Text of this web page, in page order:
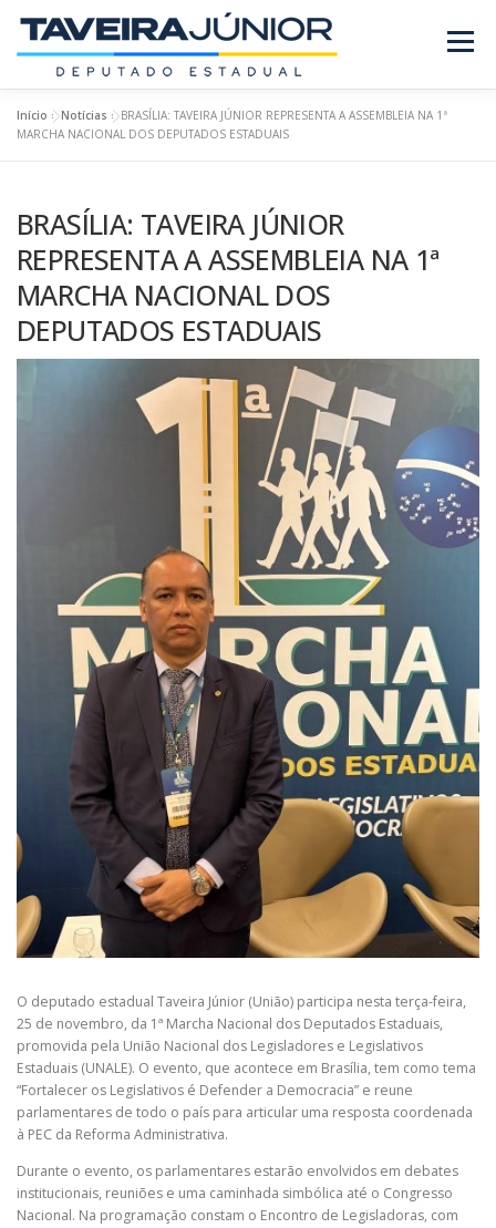
conteúdo
Menu
SOBRE O DEPUTADO PROJETOS/LEIS
REQUERIMENTOS EMENDAS NOTÍCIAS
REVISTA
Início »Notícias »BRASÍLIA: TAVEIRA JÚNIOR REPRESENTA A ASSEMBLEIA NA 1ª
MARCHA NACIONAL DOS DEPUTADOS ESTADUAIS
BRASÍLIA: TAVEIRA JÚNIOR
REPRESENTA A ASSEMBLEIA NA 1ª
MARCHA NACIONAL DOS
DEPUTADOS ESTADUAIS
O deputado estadual Taveira Júnior (União) participa nesta terça-feira,
25 de novembro, da 1ª Marcha Nacional dos Deputados Estaduais,
promovida pela União Nacional dos Legisladores e Legislativos
Estaduais (UNALE). O evento, que acontece em Brasília, tem como tema
“Fortalecer os Legislativos é Defender a Democracia” e reune
parlamentares de todo o país para articular uma resposta coordenada
à PEC da Reforma Administrativa.
Durante o evento, os parlamentares estarão envolvidos em debates
institucionais, reuniões e uma caminhada simbólica até o Congresso
Nacional. Na programação constam o Encontro de Legisladoras, com